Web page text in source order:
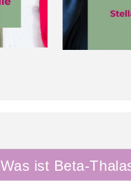
Was ist Beta-